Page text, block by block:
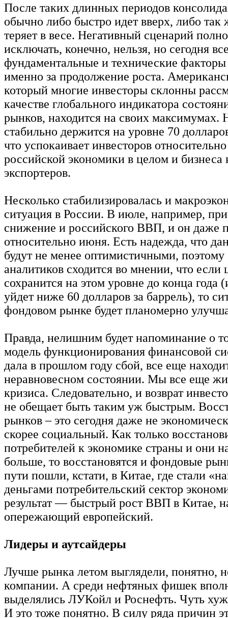
После таких длинных периодов
обычно либо быстро идет вверх, либо так
теряет в весе. Негативный сценарий
исключать, конечно, нельзя, но сегодня
фундаментальные и технические факторы
именно за продолжение роста.
который многие инвесторы склонны
качестве глобального индикатора
рынков, находится на своих максимумах.
стабильно держится на уровне 70
что успокаивает инвесторов
российской экономики в целом и бизнеса
экспортеров.
Несколько стабилизировалась и
ситуация в России. В июле, например,
снижение и российского ВВП, и он даже
относительно июня. Есть надежда, что
будут не менее оптимистичными,
аналитиков сходится во мнении, что если
сохранится на этом уровне до конца года
уйдет ниже 60 долларов за баррель), то
фондовом рынке будет планомерно
Правда, нелишним будет напоминание о
модель функционирования финансовой
дала в прошлом году сбой, все еще
неравновесном состоянии. Мы все еще
кризиса. Следовательно, и возврат
не обещает быть таким уж быстрым.
рынков – это сегодня даже не
скорее социальный. Как только
потребителей к экономике страны и они
больше, то восстановятся и фондовые
пути пошли, кстати, в Китае, где стали
деньгами потребительский сектор
результат — быстрый рост ВВП в Китае,
опережающий европейский.
Лидеры и аутсайдеры
Лучше рынка летом выглядели, понятно,
компании. А среди нефтяных фишек
выделялись ЛУКойл и Роснефть. Чуть
И это тоже понятно. В силу ряда причин